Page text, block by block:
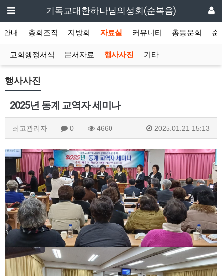
기독교대한하나님의성회(순복음)
안내 총회조직 지방회 자료실 커뮤니티 총동문회 순
교회행정서식 문서자료 행사사진 기타
행사사진
2025년 동계 교역자 세미나
최고관리자 0 4660 2025.01.21 15:13